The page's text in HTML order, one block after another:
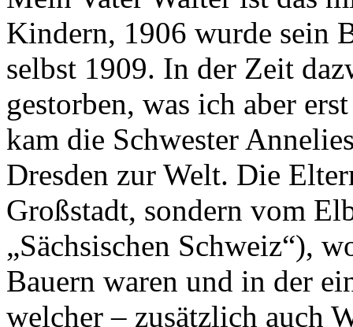
Kindern, 1906 wurde sein
selbst 1909. In der Zeit
gestorben, was ich aber
kam die Schwester
Dresden zur Welt. Die
Großstadt, sondern vom
„Sächsischen Schweiz“),
Bauern waren und in der
welcher – zusätzlich auch